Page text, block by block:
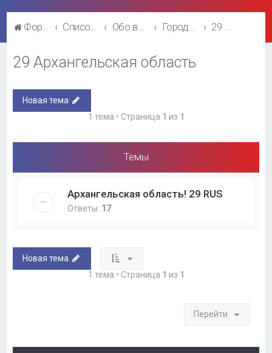
Форум Рено Список форумов Обо всём остальном Города и регионы. 29 Архангельская область
29 Архангельская область
Новая тема
1 тема • Страница 1 из 1
Темы
Архангельская область! 29 RUS
Ответы: 17
Новая тема
1 тема • Страница 1 из 1
Перейти